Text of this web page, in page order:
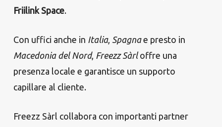
Friilink Space.
Con uffici anche in Italia, Spagnae presto in
Macedonia del Nord, Freezz Sàrloffre una
presenza locale e garantisce un supporto
capillare al cliente.
Freezz Sàrl collabora con importanti partner